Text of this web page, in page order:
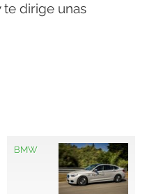
te dirige unas
BMW